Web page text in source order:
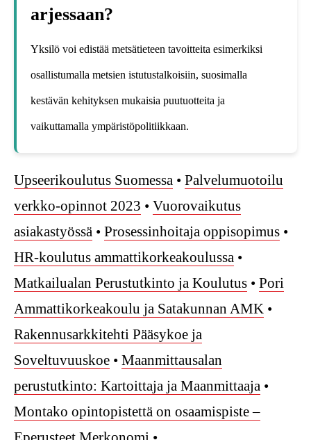
arjessaan?
Yksilö voi edistää metsätieteen tavoitteita esimerkiksi
osallistumalla metsien istutustalkoisiin, suosimalla
kestävän kehityksen mukaisia puutuotteita ja
vaikuttamalla ympäristöpolitiikkaan.
Upseerikoulutus Suomessa • Palvelumuotoilu
verkko-opinnot 2023 • Vuorovaikutus
asiakastyössä • Prosessinhoitaja oppisopimus •
HR-koulutus ammattikorkeakoulussa •
Matkailualan Perustutkinto ja Koulutus • Pori
Ammattikorkeakoulu ja Satakunnan AMK •
Rakennusarkkitehti Pääsykoe ja
Soveltuvuuskoe • Maanmittausalan
perustutkinto: Kartoittaja ja Maanmittaaja •
Montako opintopistettä on osaamispiste –